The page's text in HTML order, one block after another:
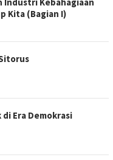
Kita (Bagian I)
Era Demokrasi